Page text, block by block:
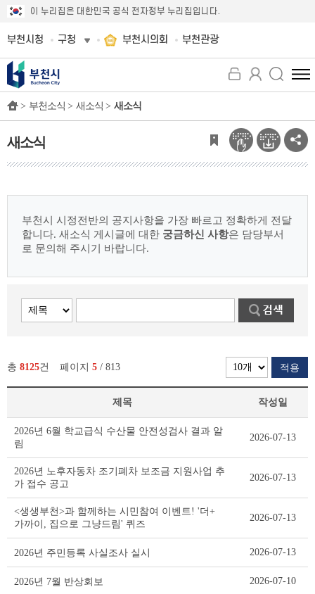
이 누리집은 대한민국 공식 전자정부 누리집입니다.
부천시청 구청 부천시의회 부천관광
전
체
뉴
보
기
> 부천소식 > 새소식 > 새소식
새소식
부천시 시정전반의 공지사항을 가장 빠르고 정확하게 전달
합니다. 새소식 게시글에 대한 궁금하신 사항은 담당부서
로 문의해 주시기 바랍니다.
총 8125건 페이지 5 / 813 적용
새
소
리
스
트
테
이
블
제목 작성일
2026년 6월 학교급식 수산물 안전성검사 결과 알
림
2026-07-13
2026년 노후자동차 조기폐차 보조금 지원사업 추
가 접수 공고
2026-07-13
<생생부천>과 함께하는 시민참여 이벤트! '더+
가까이, 집으로 그냥드림' 퀴즈
2026-07-13
2026년 주민등록 사실조사 실시 2026-07-13
2026년 7월 반상회보 2026-07-10